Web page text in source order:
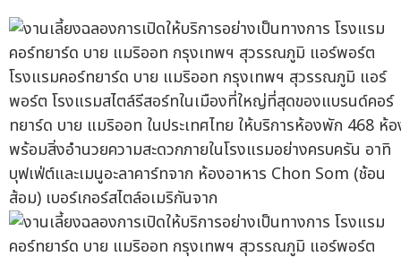
โรงแรมคอร์ทยาร์ด บาย แมริออท กรุงเทพฯ สุวรรณภูมิ แอร์
พอร์ต โรงแรมสไตล์รีสอร์ทในเมืองที่ใหญ่ที่สุดของแบรนด์คอร์
ทยาร์ด บาย แมริออท ในประเทศไทย ให้บริการห้องพัก 468 ห้
พร้อมสิ่งอำนวยความสะดวกภายในโรงแรมอย่างครบครัน อาทิ
บุฟเฟ่ต์และเมนูอะลาคาร์ทจาก ห้องอาหาร Chon Som (ช้อน
ส้อม) เบอร์เกอร์สไตล์อเมริกันจาก